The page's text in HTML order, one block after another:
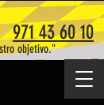
objetivo."
971 43 60 10